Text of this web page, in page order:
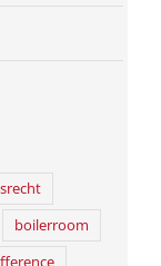
boilerroom